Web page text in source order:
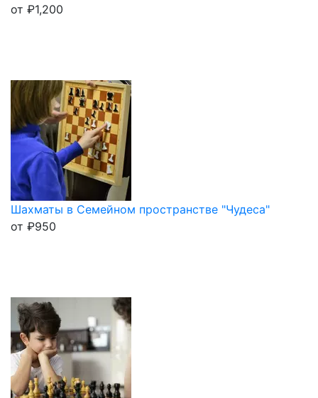
от ₽1,200
Шахматы в Семейном пространстве "Чудеса"
от ₽950